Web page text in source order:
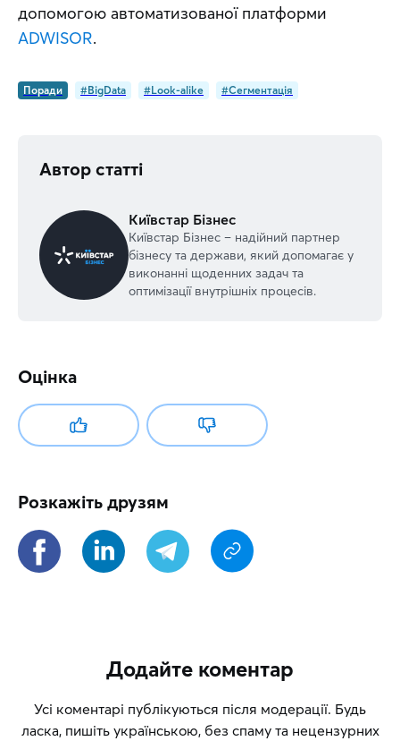
ADWISOR.
Поради #BigData #Look-alike #Сегментація
Автор статті
Київстар Бізнес
Київстар Бізнес – надійний партнер
бізнесу та держави, який допомагає у
виконанні щоденних задач та
оптимізації внутрішніх процесів.
Оцінка
Розкажіть друзям
Додайте коментар
Усі коментарі публікуються після модерації. Будь
ласка, пишіть українською, без спаму та нецензурних